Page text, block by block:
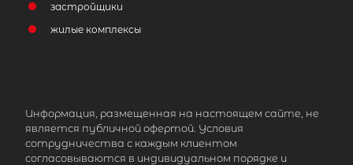
застройщики
жилые комплексы
Информация, размещенная на настоящем сайте, не
является публичной офертой. Условия
сотрудничества с каждым клиентом
согласовываются в индивидуальном порядке и